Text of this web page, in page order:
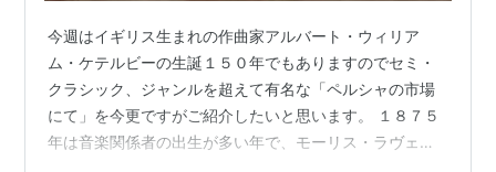
今週はイギリス生まれの作曲家アルバート・ウィリア
ム・ケテルビーの生誕１５０年でもありますのでセミ・
クラシック、ジャンルを超えて有名な「ペルシャの市場
にて」を今更ですがご紹介したいと思います。 １８７５
年は音楽関係者の出生が多い年で、モーリス・ラヴェ